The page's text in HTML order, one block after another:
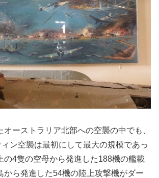
オーストラリア北部への空襲の中でも、
ン空襲は最初にして最大の規模であっ
の4隻の空母から発進した188機の艦載
から発進した54機の陸上攻撃機がダー